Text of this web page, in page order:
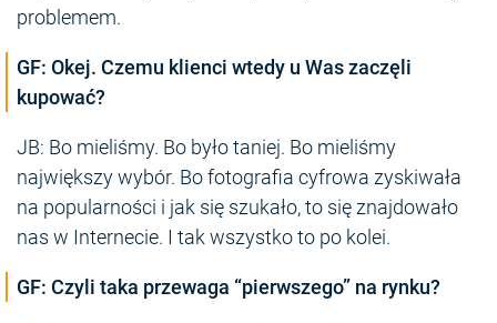
problemem.
GF: Okej. Czemu klienci wtedy u Was zaczęli
kupować?
JB: Bo mieliśmy. Bo było taniej. Bo mieliśmy
największy wybór. Bo fotografia cyfrowa zyskiwała
na popularności i jak się szukało, to się znajdowało
nas w Internecie. I tak wszystko to po kolei.
GF: Czyli taka przewaga “pierwszego” na rynku?